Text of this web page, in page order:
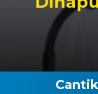
Cantik